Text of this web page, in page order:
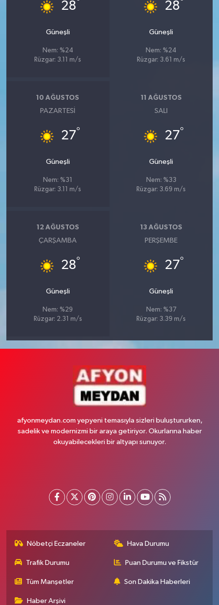
28°
Güneşli
Nem: %24
Rüzgar: 3.11 m/s
28°
Güneşli
Nem: %24
Rüzgar: 3.61 m/s
10 AĞUSTOS
PAZARTESI
27°
Güneşli
Nem: %31
Rüzgar: 3.11 m/s
11 AĞUSTOS
SALI
27°
Güneşli
Nem: %33
Rüzgar: 3.69 m/s
12 AĞUSTOS
ÇARŞAMBA
28°
Güneşli
Nem: %29
Rüzgar: 2.31 m/s
13 AĞUSTOS
PERŞEMBE
27°
Güneşli
Nem: %37
Rüzgar: 3.39 m/s
afyonmeydan.com yepyeni temasıyla sizleri buluştururken,
sadelik ve modernizmi bir araya getiriyor. Okurlarına haber
okuyabilecekleri bir altyapı sunuyor.
Nöbetçi Eczaneler Hava Durumu
Trafik Durumu Puan Durumu ve Fikstür
Tüm Manşetler Son Dakika Haberleri
Haber Arşivi